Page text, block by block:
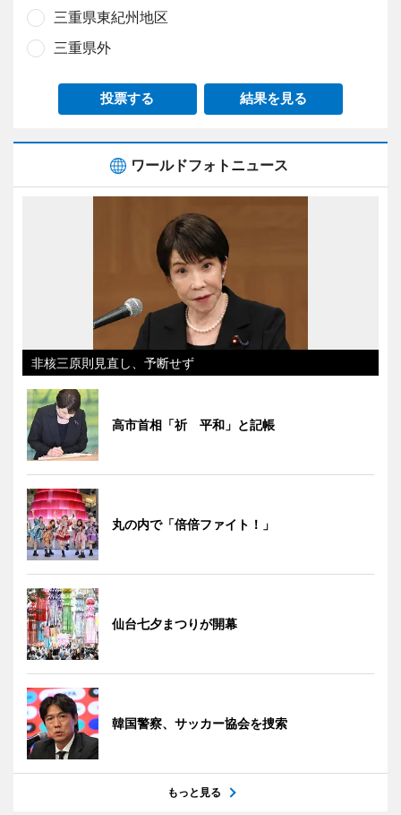
三重県東紀州地区
三重県外
投票する 結果を見る
ワールドフォトニュース
非核三原則見直し、予断せず
高市首相「祈 平和」と記帳
丸の内で「倍倍ファイト！」
仙台七夕まつりが開幕
韓国警察、サッカー協会を捜索
もっと見る